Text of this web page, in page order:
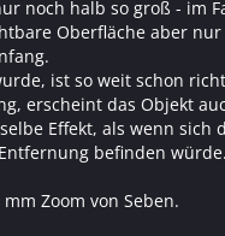
noch halb so groß - im
Oberfläche aber
ist so weit schon
erscheint das Objekt
Effekt, als wenn sich
befinden würde.
Zoom von Seben.